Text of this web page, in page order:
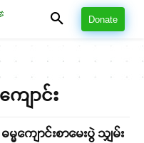
Donate
ျောင်း
ကျောင်းစာမေးပွဲ သျှမ်း